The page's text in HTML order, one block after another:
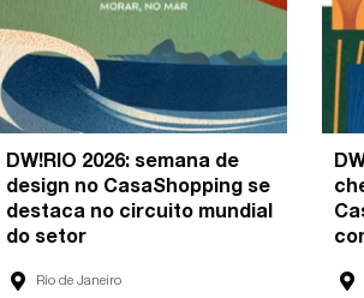
DW!RIO 2026: semana de
design no CasaShopping se
destaca no circuito mundial
do setor
Rio de Janeiro